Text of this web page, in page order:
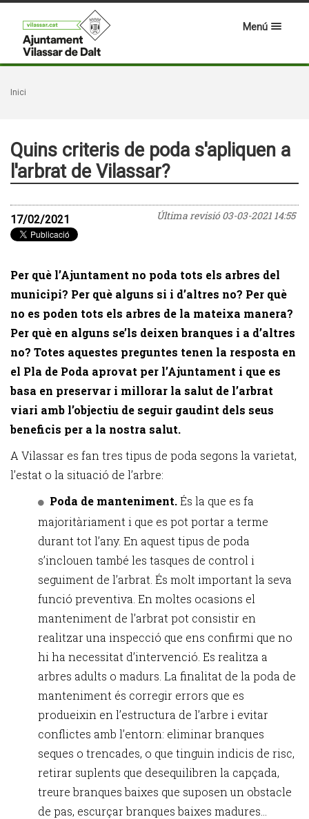
Menú
Inici
Quins criteris de poda s'apliquen a
l'arbrat de Vilassar?
Última revisió03-03-2021 14:55
17/02/2021
Per què l’Ajuntament no poda tots els arbres del
municipi? Per què alguns si i d’altres no? Per què
no es poden tots els arbres de la mateixa manera?
Per què en alguns se’ls deixen branques i a d’altres
no? Totes aquestes preguntes tenen la resposta en
el Pla de Poda aprovat per l’Ajuntament i que es
basa en preservar i millorar la salut de l’arbrat
viari amb l’objectiu de seguir gaudint dels seus
beneficis per a la nostra salut.
A Vilassar es fan tres tipus de poda segons la varietat,
l’estat o la situació de l’arbre:
Poda de manteniment.És la que es fa
majoritàriament i que es pot portar a terme
durant tot l’any. En aquest tipus de poda
s’inclouen també les tasques de control i
seguiment de l’arbrat. És molt important la seva
funció preventiva. En moltes ocasions el
manteniment de l’arbrat pot consistir en
realitzar una inspecció que ens confirmi que no
hi ha necessitat d’intervenció. Es realitza a
arbres adults o madurs. La finalitat de la poda de
manteniment és corregir errors que es
produeixin en l’estructura de l’arbre i evitar
conflictes amb l’entorn: eliminar branques
seques o trencades, o que tinguin indicis de risc,
retirar suplents que desequilibren la capçada,
treure branques baixes que suposen un obstacle
de pas, escurçar branques baixes madures...